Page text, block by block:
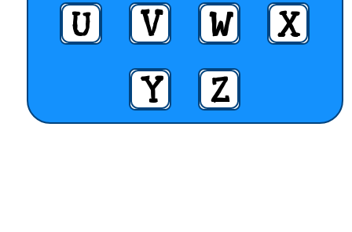
U
V W
X
Y
Z